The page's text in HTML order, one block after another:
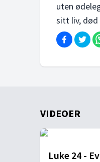
uten
sitt liv, død
VIDEOER
Luke 24 -